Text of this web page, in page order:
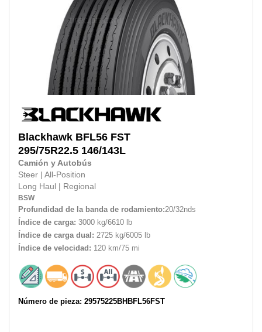
Blackhawk BFL56 FST
295/75R22.5 146/143L
Camión y Autobús
Steer
All-Position
Long Haul
Regional
BSW
Profundidad de la banda de rodamiento:20/32nds
Índice de carga: 3000 kg/6610 lb
Índice de carga dual: 2725 kg/6005 lb
Índice de velocidad: 120 km/75 mi
Número de pieza: 29575225BHBFL56FST